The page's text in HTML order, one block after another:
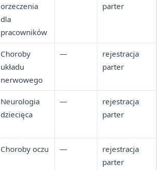
orzeczenia
dla
pracowników
parter
Choroby
układu
nerwowego
—
rejestracja
parter
Neurologia
dziecięca
—
rejestracja
parter
Choroby oczu —
rejestracja
parter